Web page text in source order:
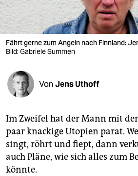
wahrheit
verlag
verlag
veranstaltungen
shop
unterstützen
abo
genossenschaft
Fährt gerne zum Angeln nach Finnland:
Bild: Gabriele Summen
Von Jens Uthoff
Im Zweifel hat der Mann mit
paar knackige Utopien parat.
singt, röhrt und fiept, dann
auch Pläne, wie sich alles zum
könnte.